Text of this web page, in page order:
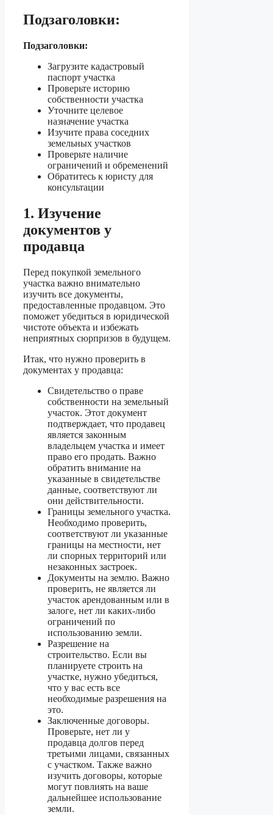
Подзаголовки:
Подзаголовки:
Загрузите кадастровый
паспорт участка
Проверьте историю
собственности участка
Уточните целевое
назначение участка
Изучите права соседних
земельных участков
Проверьте наличие
ограничений и обременений
Обратитесь к юристу для
консультации
1. Изучение
документов у
продавца
Перед покупкой земельного
участка важно внимательно
изучить все документы,
предоставленные продавцом. Это
поможет убедиться в юридической
чистоте объекта и избежать
неприятных сюрпризов в будущем.
Итак, что нужно проверить в
документах у продавца:
Свидетельство о праве
собственности на земельный
участок. Этот документ
подтверждает, что продавец
является законным
владельцем участка и имеет
право его продать. Важно
обратить внимание на
указанные в свидетельстве
данные, соответствуют ли
они действительности.
Границы земельного участка.
Необходимо проверить,
соответствуют ли указанные
границы на местности, нет
ли спорных территорий или
незаконных застроек.
Документы на землю. Важно
проверить, не является ли
участок арендованным или в
залоге, нет ли каких-либо
ограничений по
использованию земли.
Разрешение на
строительство. Если вы
планируете строить на
участке, нужно убедиться,
что у вас есть все
необходимые разрешения на
это.
Заключенные договоры.
Проверьте, нет ли у
продавца долгов перед
третьими лицами, связанных
с участком. Также важно
изучить договоры, которые
могут повлиять на ваше
дальнейшее использование
земли.